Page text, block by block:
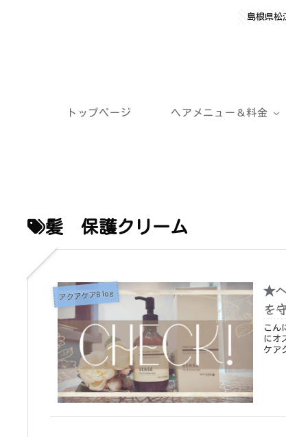
島根県松
トップページ ヘアメニュー＆料金
髪 保護クリーム
アクアケアBlog
★
を
こんにちは
にオス